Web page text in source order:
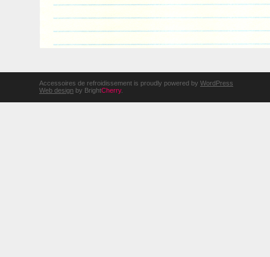
Accessoires de refroidissement is proudly powered by WordPress
Web design by BrightCherry.